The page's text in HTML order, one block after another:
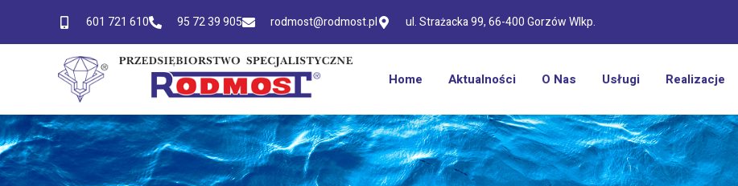
601 721 610 95 72 39 905 rodmost@rodmost.pl ul. Strażacka 99, 66-400 Gorzów Wlkp.
Home Aktualności O Nas Usługi Realizacje